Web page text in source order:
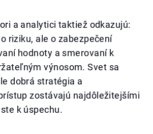
a analytici taktiež odkazujú:
riziku, ale o zabezpečení
hodnoty a smerovaní k
výnosom. Svet sa
dobrá stratégia a
zostávajú najdôležitejšími
k úspechu.